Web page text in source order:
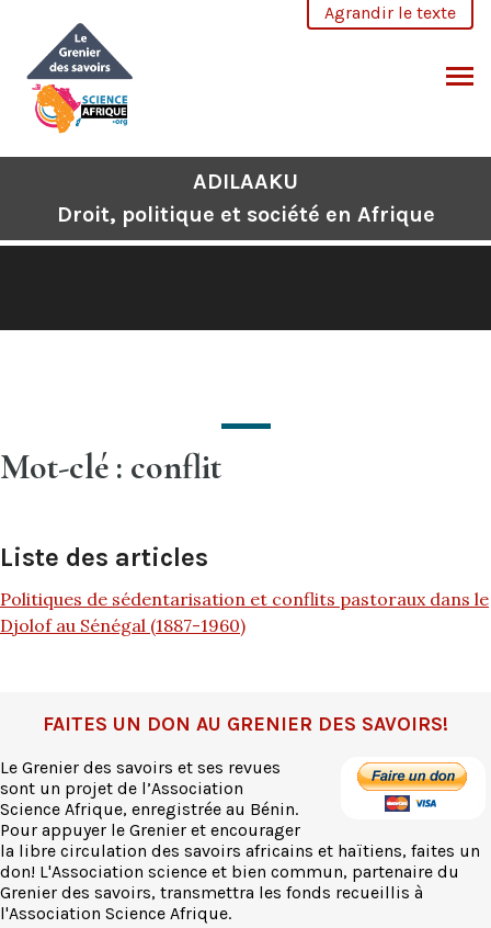
contenu
Agrandir le texte
ADILAAKU
Droit, politique et société en Afrique
Mot-clé : conflit
Liste des articles
Politiques de sédentarisation et conflits pastoraux dans le
Djolof au Sénégal (1887-1960)
FAITES UN DON AU GRENIER DES SAVOIRS!
Le Grenier des savoirs et ses revues
sont un projet de l’Association
Science Afrique, enregistrée au Bénin.
Pour appuyer le Grenier et encourager
la libre circulation des savoirs africains et haïtiens, faites un
don! L'Association science et bien commun, partenaire du
Grenier des savoirs, transmettra les fonds recueillis à
l'Association Science Afrique.